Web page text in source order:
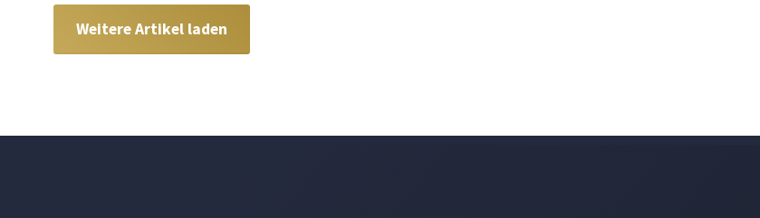
Weitere Artikel laden